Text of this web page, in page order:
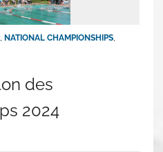
, NATIONAL CHAMPIONSHIPS,
des
2024